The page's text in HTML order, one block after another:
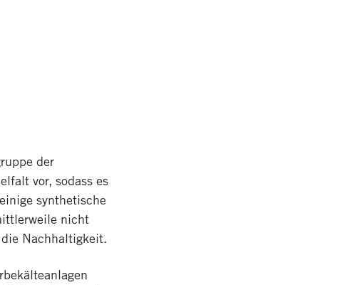
der
vor, sodass es
synthetische
nicht
Nachhaltigkeit.